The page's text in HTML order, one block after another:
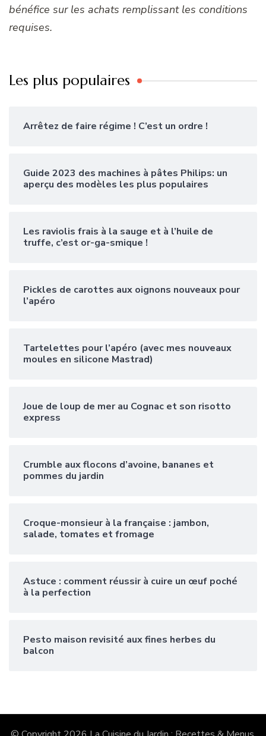
bénéfice sur les achats remplissant les conditions
requises.
Les plus populaires
Arrêtez de faire régime ! C’est un ordre !
Guide 2023 des machines à pâtes Philips: un
aperçu des modèles les plus populaires
Les raviolis frais à la sauge et à l’huile de
truffe, c’est or-ga-smique !
Pickles de carottes aux oignons nouveaux pour
l’apéro
Tartelettes pour l’apéro (avec mes nouveaux
moules en silicone Mastrad)
Joue de loup de mer au Cognac et son risotto
express
Crumble aux flocons d’avoine, bananes et
pommes du jardin
Croque-monsieur à la française : jambon,
salade, tomates et fromage
Astuce : comment réussir à cuire un œuf poché
à la perfection
Pesto maison revisité aux fines herbes du
balcon